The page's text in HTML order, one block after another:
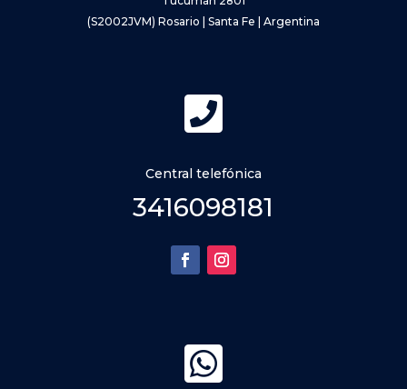
(S2002JVM) Rosario | Santa Fe | Argentina

Central telefónica
3416098181
